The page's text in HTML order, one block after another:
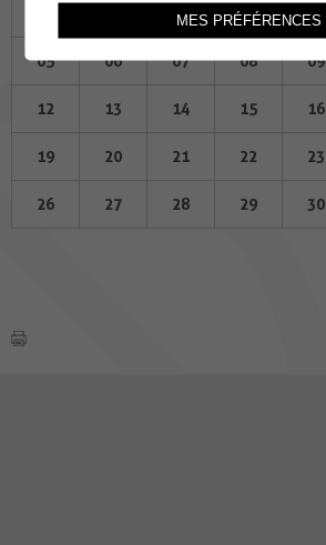
31 01 02
05 06 07 08 09
12 13 14 15 16
19 20 21 22 23
26 27 28 29 30
MES PRÉFÉRENCES